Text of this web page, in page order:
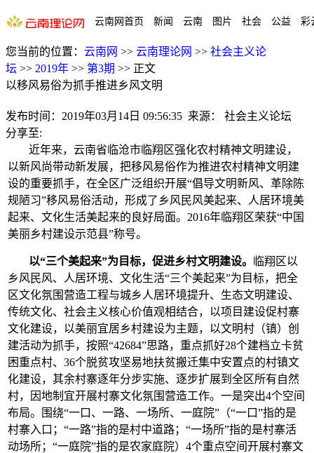
云南网首页 新闻 云南 图片 社会 公益 彩
您当前的位置： 云南网 >> 云南理论网 >> 社会主义论
坛 >> 2019年 >> 第3期 >> 正文
以移风易俗为抓手推进乡风文明
发布时间： 2019年03月14日 09:56:35 来源：
社会主义论坛
分享至:
近年来，云南省临沧市临翔区强化农村精神文明建设，
以新风尚带动新发展，把移风易俗作为推进农村精神文明建
设的重要抓手，在全区广泛组织开展“倡导文明新风、革除陈
规陋习”移风易俗活动，形成了乡风民风美起来、人居环境美
起来、文化生活美起来的良好局面。2016年临翔区荣获“中国
美丽乡村建设示范县”称号。
以“三个美起来”为目标，促进乡村文明建设。
临翔区以
乡风民风、人居环境、文化生活“三个美起来”为目标，把全
区文化氛围营造工程与城乡人居环境提升、生态文明建设、
传统文化、社会主义核心价值观相结合，以项目建设促村寨
文化建设，以美丽宜居乡村建设为主题，以文明村（镇）创
建活动为抓手，按照“42684”思路，重点抓好28个建档立卡贫
困重点村、36个脱贫攻坚易地扶贫搬迁集中安置点的村镇文
化建设，其余村寨逐年分步实施、逐步扩展到全区所有自然
村，因地制宜开展村寨文化氛围营造工作。一是突出4个空间
布局。围绕“一口、一路、一场所、一庭院”（“一口”指的是
村寨入口；“一路”指的是村中道路；“一场所”指的是村寨活
动场所；“一庭院”指的是农家庭院）4个重点空间开展村寨文